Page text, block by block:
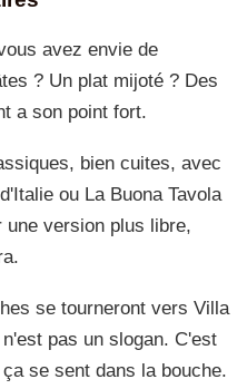
avez envie de
? Un plat mijoté ? Des
a son point fort.
bien cuites, avec
ou La Buona Tavola
version plus libre,
se tourneront vers Villa
pas un slogan. C'est
se sent dans la bouche.